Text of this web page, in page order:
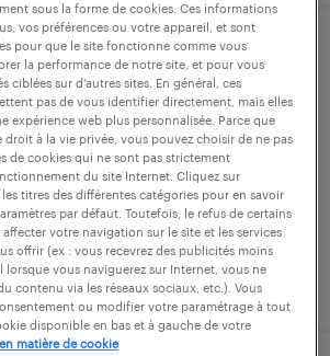
qualité f/h
de-bretagne, loire-atlantique
000 € par année
2026
sous la forme de cookies. Ces informations
vos préférences ou votre appareil, et sont
pour que le site fonctionne comme vous
la performance de notre site, et pour vous
ciblées sur d’autres sites. En général, ces
pas de vous identifier directement, mais elles
expérience web plus personnalisée. Parce que
droit à la vie privée, vous pouvez choisir de ne pas
de cookies qui ne sont pas strictement
du site Internet. Cliquez sur
les titres des différentes catégories pour en savoir
par défaut. Toutefois, le refus de certains
votre navigation sur le site et les services
offrir (ex : vous recevrez des publicités moins
lorsque vous naviguerez sur Internet, vous ne
contenu via les réseaux sociaux, etc.). Vous
ou modifier votre paramétrage à tout
disponible en bas et à gauche de votre
matière de cookie